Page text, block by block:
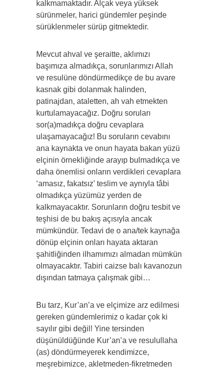
kalkmamaktadır. Alçak veya yüksek
sürünmeler, harici gündemler peşinde
sürüklenmeler sürüp gitmektedir.
Mevcut ahval ve şeraitte, aklımızı
başımıza almadıkça, sorunlarımızı Allah
ve resulüne döndürmedikçe de bu avare
kasnak gibi dolanmak halinden,
patinajdan, ataletten, ah vah etmekten
kurtulamayacağız. Doğru soruları
sor(a)madıkça doğru cevaplara
ulaşamayacağız! Bu soruların cevabını
ana kaynakta ve onun hayata bakan yüzü
elçinin örnekliğinde arayıp bulmadıkça ve
daha önemlisi onların verdikleri cevaplara
‘amasız, fakatsız’ teslim ve aynıyla tâbi
olmadıkça yüzümüz yerden de
kalkmayacaktır. Sorunların doğru tesbit ve
teşhisi de bu bakış açısıyla ancak
mümkündür. Tedavi de o ana/tek kaynağa
dönüp elçinin onları hayata aktaran
şahitliğinden ilhamımızı almadan mümkün
olmayacaktır. Tabiri caizse balı kavanozun
dışından tatmaya çalışmak gibi…
Bu tarz, Kur’an’a ve elçimize arz edilmesi
gereken gündemlerimiz o kadar çok ki
sayılır gibi değil! Yine tersinden
düşünüldüğünde Kur’an’a ve resulullaha
(as) döndürmeyerek kendimizce,
meşrebimizce, akletmeden-fikretmeden